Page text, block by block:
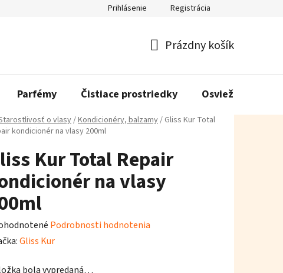
Prihlásenie Registrácia
košík
Prázdny košík
Parfémy Čistiace prostriedky Osviežovače
o vlasy/Kondicionéry, balzamy/ Gliss Kur Total
kondicionér na vlasy 200ml
Kur Total Repair
na vlasy
Podrobnosti hodnotenia
Gliss Kur
bola vypredaná…